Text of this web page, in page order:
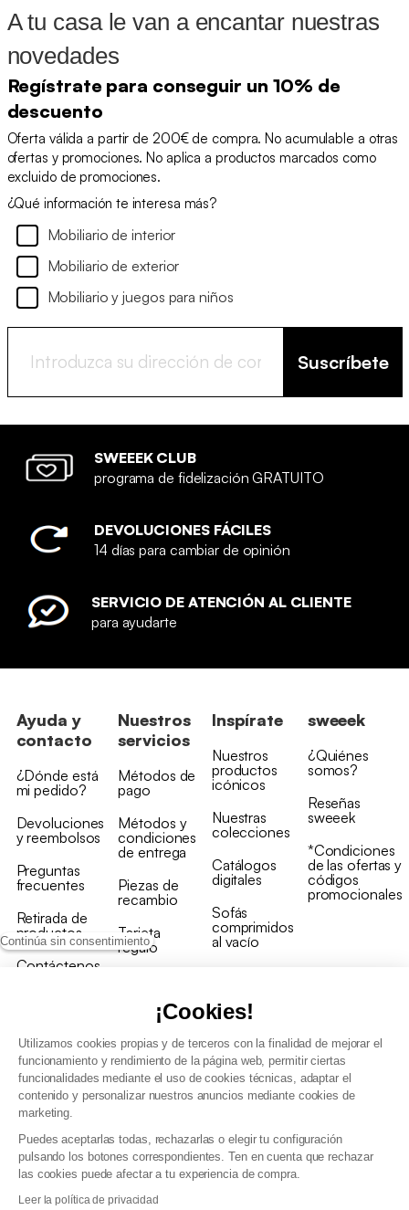
Continúa sin consentimiento
¡Cookies!
Utilizamos cookies propias y de terceros con la finalidad de mejorar el
funcionamiento y rendimiento de la página web, permitir ciertas
funcionalidades mediante el uso de cookies técnicas, adaptar el
contenido y personalizar nuestros anuncios mediante cookies de
marketing.
Puedes aceptarlas todas, rechazarlas o elegir tu configuración
pulsando los botones correspondientes. Ten en cuenta que rechazar
las cookies puede afectar a tu experiencia de compra.
Leer la política de privacidad
A tu casa le van a encantar nuestras
novedades
Regístrate para conseguir un 10% de
descuento
Oferta válida a partir de 200€ de compra. No acumulable a otras
ofertas y promociones. No aplica a productos marcados como
excluido de promociones.
¿Qué información te interesa más?
Mobiliario de interior
Mobiliario de exterior
Mobiliario y juegos para niños
Suscríbete
SWEEEK CLUB
programa de fidelización GRATUITO
DEVOLUCIONES FÁCILES
14 días para cambiar de opinión
SERVICIO DE ATENCIÓN AL CLIENTE
para ayudarte
Ayuda y
contacto
¿Dónde está
mi pedido?
Devoluciones
y reembolsos
Preguntas
frecuentes
Retirada de
productos
Contáctenos
Nuestros
servicios
Métodos de
pago
Métodos y
condiciones
de entrega
Piezas de
recambio
Tarjeta
regalo
Inspírate
Nuestros
productos
icónicos
Nuestras
colecciones
Catálogos
digitales
Sofás
comprimidos
al vacío
sweeek
¿Quiénes
somos?
Reseñas
sweeek
*Condiciones
de las ofertas y
códigos
promocionales
Política de gestión de datos personales y cookies
Condiciones generales de Venta Profesional
Declaración de accesibilidad